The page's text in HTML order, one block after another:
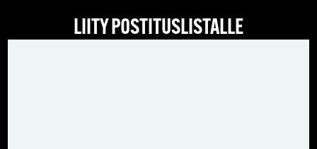
LIITY POSTITUSLISTALLE